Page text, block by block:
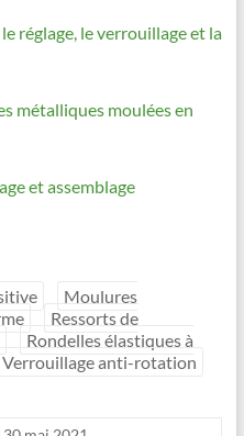
réglage, le verrouillage et la
métalliques moulées en
et assemblage
Moulures
Ressorts de
Rondelles élastiques à
Verrouillage anti-rotation